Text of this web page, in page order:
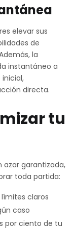
elevar sus
de
la
instantáneo a
directa.
tu
garantizada,
toda partida:
claros
caso
por ciento de tu